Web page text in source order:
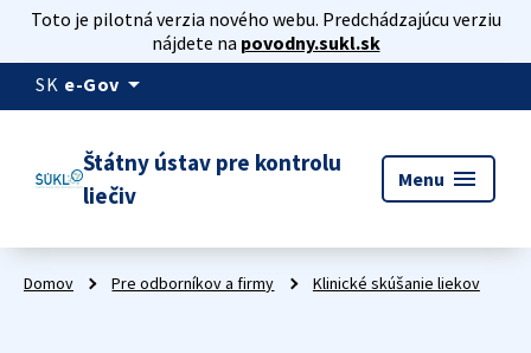
Toto je pilotná verzia nového webu. Predchádzajúcu verziu
nájdete na povodny.sukl.sk
SK e-Gov arrow_drop_down
Štátny ústav pre kontrolu
liečiv
Menu menu
Domov Pre odborníkov a firmy Klinické skúšanie liekov